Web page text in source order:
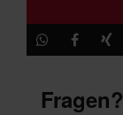
Fragen?